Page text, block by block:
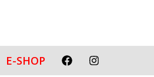
E-SHOP